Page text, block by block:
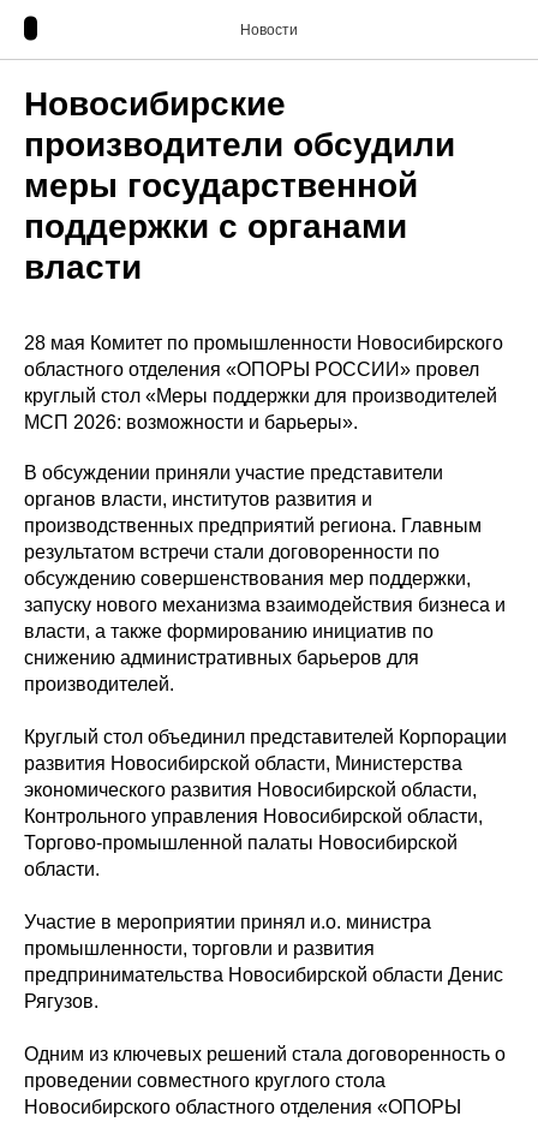
Новости
Новосибирские
производители обсудили
меры государственной
поддержки с органами
власти
28 мая Комитет по промышленности Новосибирского
областного отделения «ОПОРЫ РОССИИ» провел
круглый стол «Меры поддержки для производителей
МСП 2026: возможности и барьеры».
В обсуждении приняли участие представители
органов власти, институтов развития и
производственных предприятий региона. Главным
результатом встречи стали договоренности по
обсуждению совершенствования мер поддержки,
запуску нового механизма взаимодействия бизнеса и
власти, а также формированию инициатив по
снижению административных барьеров для
производителей.
Круглый стол объединил представителей Корпорации
развития Новосибирской области, Министерства
экономического развития Новосибирской области,
Контрольного управления Новосибирской области,
Торгово-промышленной палаты Новосибирской
области.
Участие в мероприятии принял и.о. министра
промышленности, торговли и развития
предпринимательства Новосибирской области Денис
Рягузов.
Одним из ключевых решений стала договоренность о
проведении совместного круглого стола
Новосибирского областного отделения «ОПОРЫ